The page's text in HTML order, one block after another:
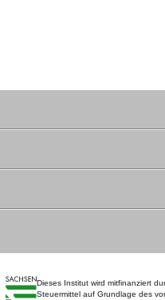
Dieses Institut wird mitfinanziert
Steuermittel auf Grundlage des